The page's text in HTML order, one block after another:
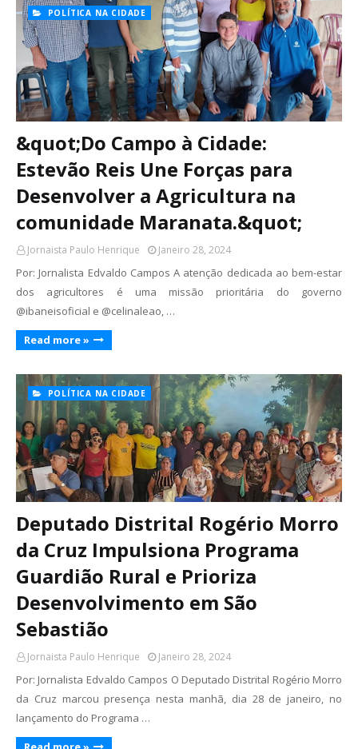
POLÍTICA NA CIDADE
&quot;Do Campo à Cidade:
Estevão Reis Une Forças para
Desenvolver a Agricultura na
comunidade Maranata.&quot;
Jornaista Paulo Henrique Janeiro 28, 2024
Por: Jornalista Edvaldo Campos A atenção dedicada ao bem-estar
dos agricultores é uma missão prioritária do governo
@ibaneisoficial e @celinaleao, …
Read more »
POLÍTICA NA CIDADE
Deputado Distrital Rogério Morro
da Cruz Impulsiona Programa
Guardião Rural e Prioriza
Desenvolvimento em São
Sebastião
Jornaista Paulo Henrique Janeiro 28, 2024
Por: Jornalista Edvaldo Campos O Deputado Distrital Rogério Morro
da Cruz marcou presença nesta manhã, dia 28 de janeiro, no
lançamento do Programa …